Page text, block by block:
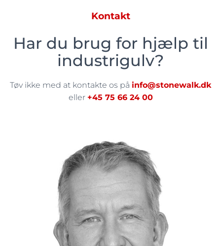
Kontakt
Har du brug for hjælp til
industrigulv?
Tøv ikke med at kontakte os på info@stonewalk.dk
eller +45 75 66 24 00